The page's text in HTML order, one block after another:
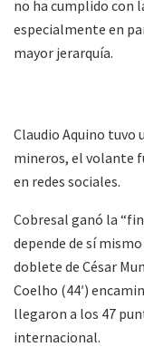
no ha cumplido con
especialmente en
mayor jerarquía.
Claudio Aquino tuvo
mineros, el volante
en redes sociales.
Cobresal ganó la
depende de sí
doblete de César
Coelho (44′)
llegaron a los 47
internacional.